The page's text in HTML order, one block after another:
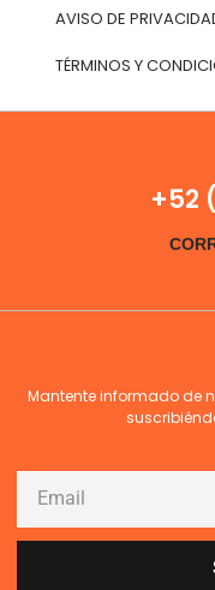
AVISO DE
TÉRMINOS Y
+52
Mantente informado de